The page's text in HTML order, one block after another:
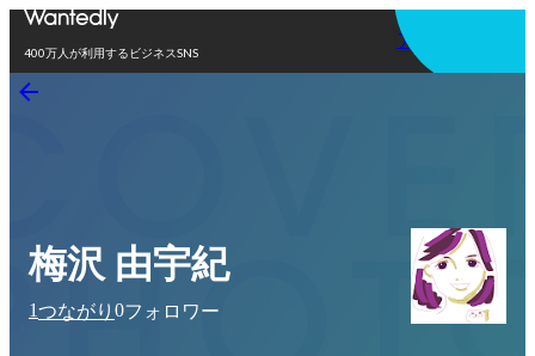
400万人が利用するビジネスSNS
アプリを使う
梅沢 由宇紀
1つながり 0フォロワー